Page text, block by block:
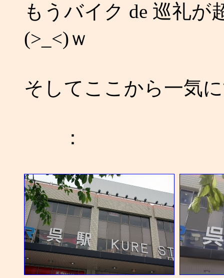
もうバイク de 巡礼
(>_<)ｗ
そしてここから一気
：